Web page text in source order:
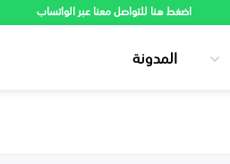
اضغط هنا للتواصل معنا عبر الواتساب
المدونة